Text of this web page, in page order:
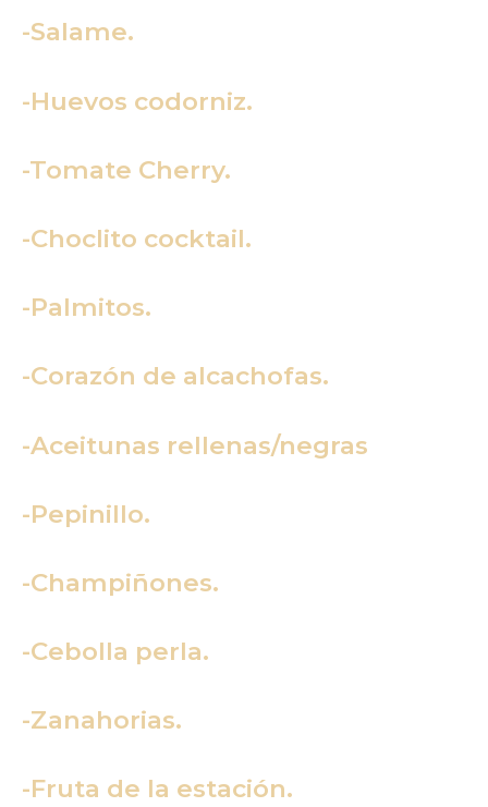
-Salame.
-Huevos codorniz.
-Tomate Cherry.
-Choclito cocktail.
-Palmitos.
-Corazón de alcachofas.
-Aceitunas rellenas/negras
-Pepinillo.
-Champiñones.
-Cebolla perla.
-Zanahorias.
-Fruta de la estación.